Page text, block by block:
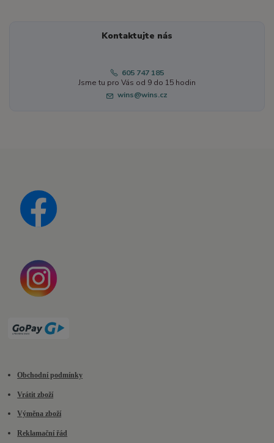
Kontaktujte nás
605 747 185
Jsme tu pro Vás od 9 do 15 hodin
wins@wins.cz
Obchodní podmínky
Vrátit zboží
Výměna zboží
Reklamační řád